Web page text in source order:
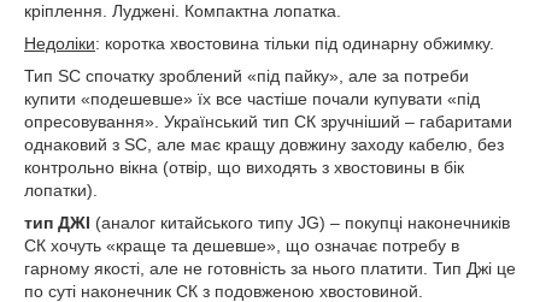
кріплення. Луджені. Компактна лопатка.
Недоліки: коротка хвостовина тільки під одинарну обжимку.
Тип SC спочатку зроблений «під пайку», але за потреби
купити «подешевше» їх все частіше почали купувати «під
опресовування». Український тип СК зручніший – габаритами
однаковий з SC, але має кращу довжину заходу кабелю, без
контрольно вікна (отвір, що виходять з хвостовины в бік
лопатки).
тип ДЖІ (аналог китайського типу JG) – покупці наконечників
СК хочуть «краще та дешевше», що означає потребу в
гарному якості, але не готовність за нього платити. Тип Джі це
по суті наконечник СК з подовженою хвостовиной.